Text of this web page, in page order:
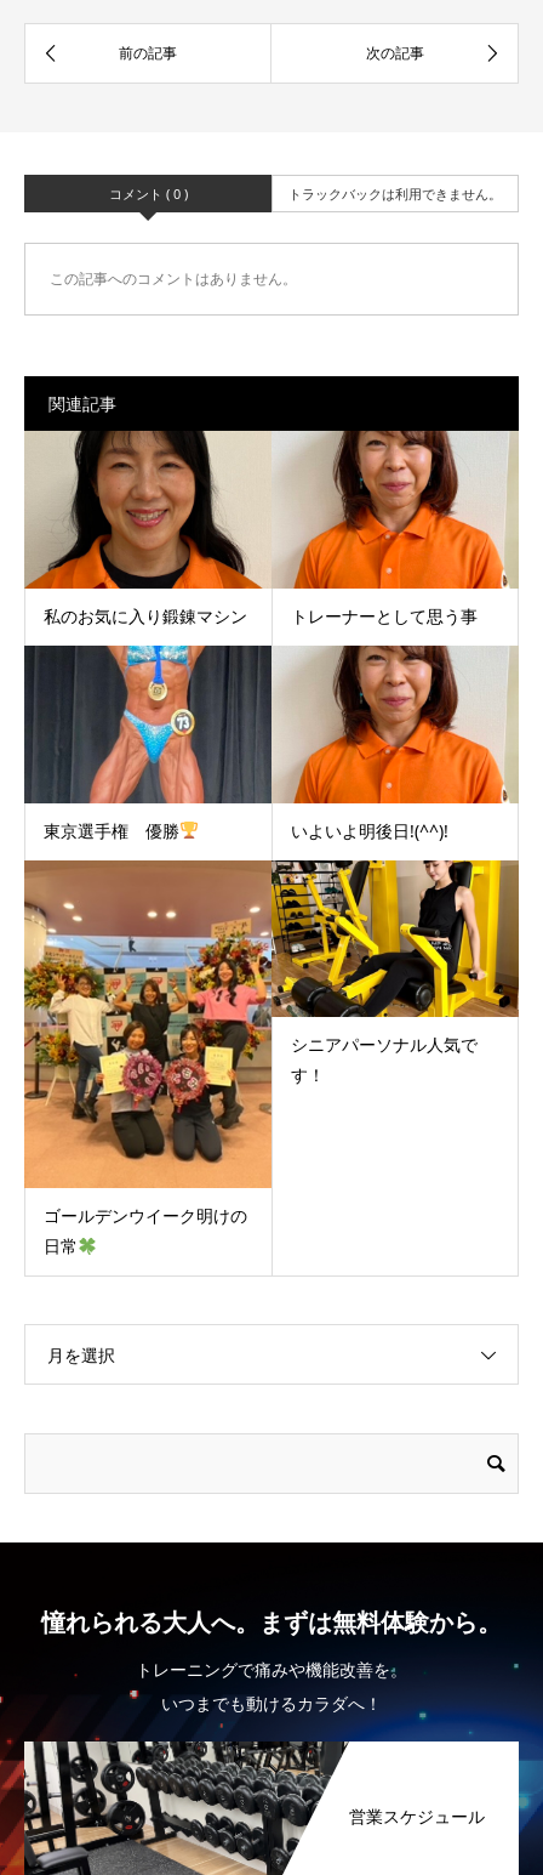
コメント ( 0 ) トラックバックは利用できません。
この記事へのコメントはありません。
関連記事
私のお気に入り鍛錬マシン トレーナーとして思う事
東京選手権 優勝 いよいよ明後日!(^^)!
ゴールデンウイーク明けの
日常
シニアパーソナル人気で
す！
月を選択
憧れられる大人へ。まずは無料体験から。
トレーニングで痛みや機能改善を。
いつまでも動けるカラダへ！
営業スケジュール